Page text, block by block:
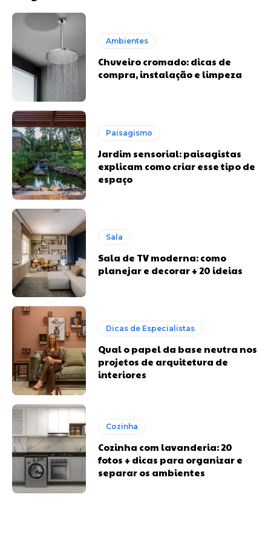
Ambientes
Chuveiro cromado: dicas de
compra, instalação e limpeza
Paisagismo
Jardim sensorial: paisagistas
explicam como criar esse tipo de
espaço
Sala
Sala de TV moderna: como
planejar e decorar + 20 ideias
Dicas de Especialistas
Qual o papel da base neutra nos
projetos de arquitetura de
interiores
Cozinha
Cozinha com lavanderia: 20
fotos + dicas para organizar e
separar os ambientes